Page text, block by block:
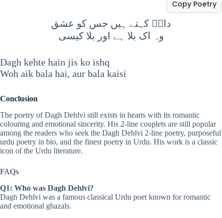
داغؔ کہتے ہیں جس کو عشق
وہ اک بلا ہے اور بلا کیسی
Copy Poetry
Dagh kehte hain jis ko ishq
Woh aik bala hai, aur bala kaisi
Conclusion
The poetry of Dagh Dehlvi still exists in hearts with its romantic
colouring and emotional sincerity. His 2-line couplets are still popular
among the readers who seek the Dagh Dehlvi 2-line poetry, purposeful
urdu poetry in bio, and the finest poetry in Urdu. His work is a classic
icon of the Urdu literature.
FAQs
Q1: Who was Dagh Dehlvi?
Dagh Dehlvi was a famous classical Urdu poet known for romantic
and emotional ghazals.